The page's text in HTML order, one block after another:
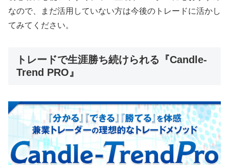
なので、まだ活用していない方は今後のトレードに活かし
てみてください。
トレードで生涯勝ち続けられる『Candle-
Trend PRO』